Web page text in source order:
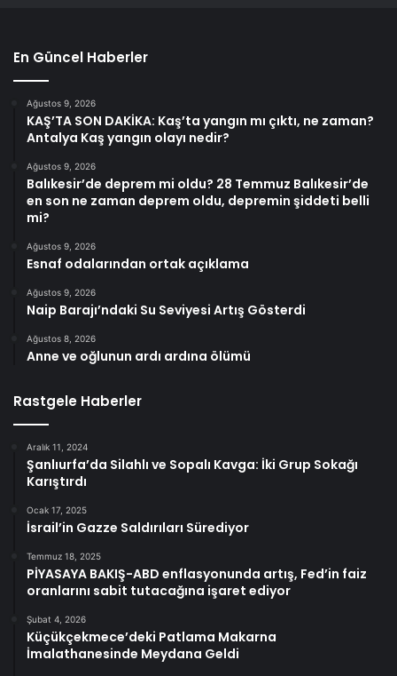
En Güncel Haberler
Ağustos 9, 2026
KAŞ’TA SON DAKİKA: Kaş’ta yangın mı çıktı, ne zaman?
Antalya Kaş yangın olayı nedir?
Ağustos 9, 2026
Balıkesir’de deprem mi oldu? 28 Temmuz Balıkesir’de
en son ne zaman deprem oldu, depremin şiddeti belli
mi?
Ağustos 9, 2026
Esnaf odalarından ortak açıklama
Ağustos 9, 2026
Naip Barajı’ndaki Su Seviyesi Artış Gösterdi
Ağustos 8, 2026
Anne ve oğlunun ardı ardına ölümü
Rastgele Haberler
Aralık 11, 2024
Şanlıurfa’da Silahlı ve Sopalı Kavga: İki Grup Sokağı
Karıştırdı
Ocak 17, 2025
İsrail’in Gazze Saldırıları Sürediyor
Temmuz 18, 2025
PİYASAYA BAKIŞ-ABD enflasyonunda artış, Fed’in faiz
oranlarını sabit tutacağına işaret ediyor
Şubat 4, 2026
Küçükçekmece’deki Patlama Makarna
İmalathanesinde Meydana Geldi